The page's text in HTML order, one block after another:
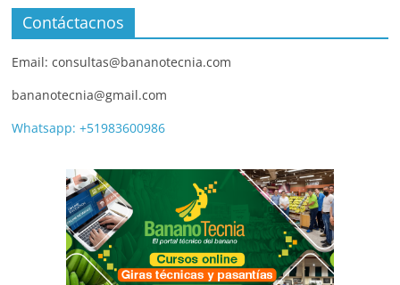
Contáctacnos
Email: consultas@bananotecnia.com
bananotecnia@gmail.com
Whatsapp: +51983600986